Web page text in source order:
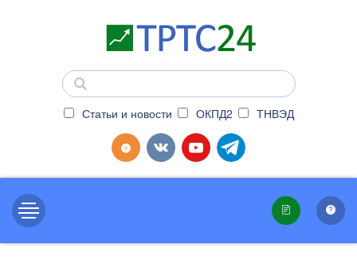
Статьи и новости ОКПД2 ТНВЭД